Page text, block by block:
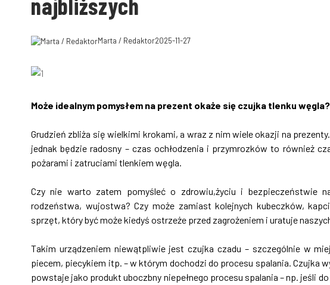
najbliższych
Marta / Redaktor2025-11-27
Może idealnym pomysłem na prezent okaże się czujka tlenku węgla?
Grudzień zbliża się wielkimi krokami, a wraz z nim wiele okazji na
jednak będzie radosny – czas ochłodzenia i przymrozków to również
pożarami i zatruciami tlenkiem węgla.
Czy nie warto zatem pomyśleć o zdrowiu,życiu i bezpieczeństwie
rodzeństwa, wujostwa? Czy może zamiast kolejnych kubeczków,
sprzęt, który być może kiedyś ostrzeże przed zagrożeniem i uratuje
Takim urządzeniem niewątpliwie jest czujka czadu – szczególnie w
piecem, piecykiem itp. – w którym dochodzi do procesu spalania. Czujka
powstaje jako produkt uboczbny niepełnego procesu spalania – np. jeśli